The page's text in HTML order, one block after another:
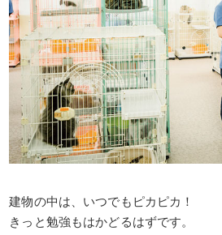
建物の中は、いつでもピカピカ！
きっと勉強もはかどるはずです。